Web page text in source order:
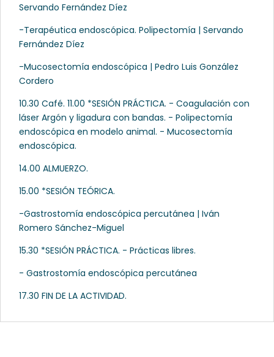
Servando Fernández Díez
-Terapéutica endoscópica. Polipectomía | Servando
Fernández Díez
-Mucosectomía endoscópica | Pedro Luis González
Cordero
10.30 Café. 11.00 *SESIÓN PRÁCTICA. - Coagulación con
láser Argón y ligadura con bandas. - Polipectomía
endoscópica en modelo animal. - Mucosectomía
endoscópica.
14.00 ALMUERZO.
15.00 *SESIÓN TEÓRICA.
-Gastrostomía endoscópica percutánea | Iván
Romero Sánchez-Miguel
15.30 *SESIÓN PRÁCTICA. - Prácticas libres.
- Gastrostomía endoscópica percutánea
17.30 FIN DE LA ACTIVIDAD.